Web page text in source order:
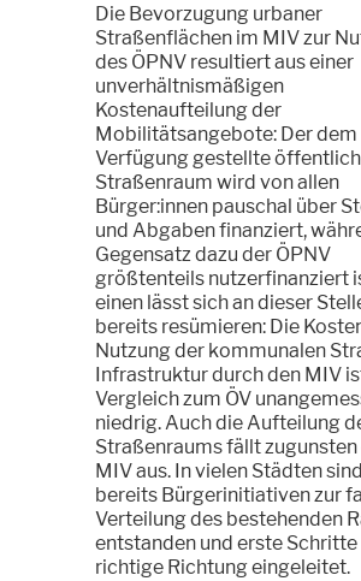
Die Bevorzugung urbaner
Straßenflächen im MIV zur
des ÖPNV resultiert aus einer
unverhältnismäßigen
Kostenaufteilung der
Mobilitätsangebote: Der dem
Verfügung gestellte
Straßenraum wird von allen
Bürger:innen pauschal über
und Abgaben finanziert,
Gegensatz dazu der ÖPNV
größtenteils nutzerfinanziert
einen lässt sich an dieser
bereits resümieren: Die
Nutzung der kommunalen
Infrastruktur durch den MIV
Vergleich zum ÖV
niedrig. Auch die Aufteilung
Straßenraums fällt zugunsten
MIV aus. In vielen Städten sind
bereits Bürgerinitiativen zur
Verteilung des bestehenden
entstanden und erste Schritte
richtige Richtung eingeleitet.